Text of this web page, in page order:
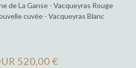
de La Ganse - Vacqueyras Rouge
cuvée - Vacqueyras Blanc
520,00 €